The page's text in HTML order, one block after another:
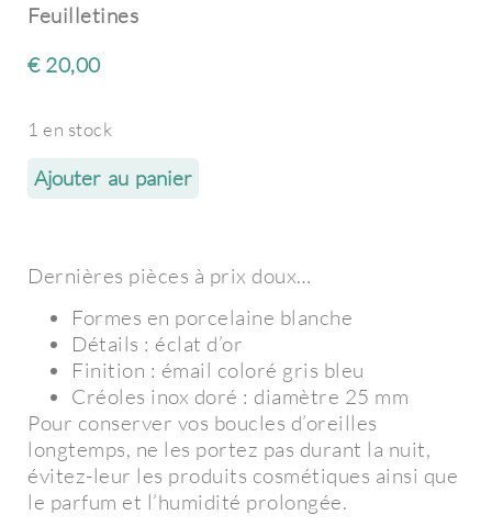
Feuilletines
€20,00
1 en stock
Ajouter au panier
Dernières pièces à prix doux…
Formes en porcelaine blanche
Détails : éclat d’or
Finition : émail coloré gris bleu
Créoles inox doré : diamètre 25 mm
Pour conserver vos boucles d’oreilles
longtemps, ne les portez pas durant la nuit,
évitez-leur les produits cosmétiques ainsi que
le parfum et l’humidité prolongée.